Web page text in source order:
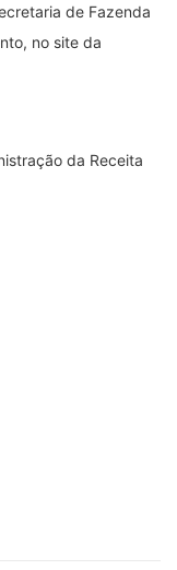
de Fazenda
no site da
da Receita